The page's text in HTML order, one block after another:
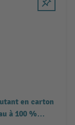
en carton
à 100 %